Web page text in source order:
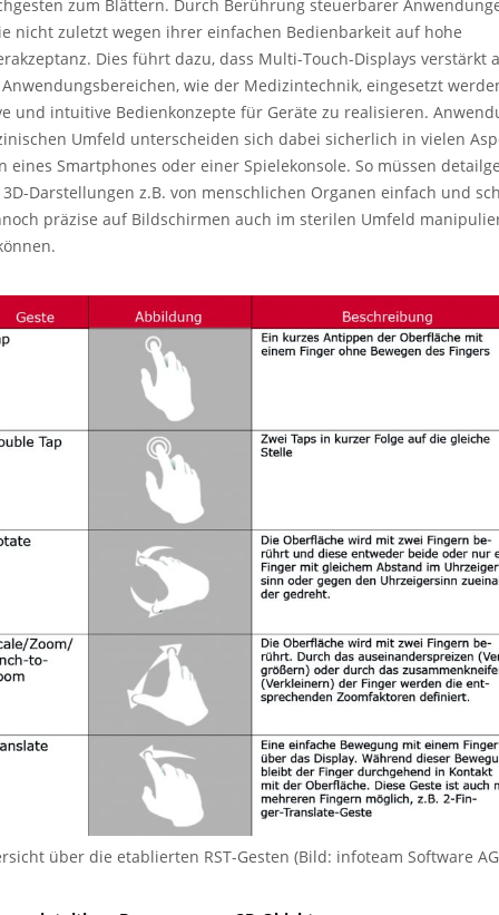
zum Blättern. Durch Berührung steuerbarer
nicht zuletzt wegen ihrer einfachen Bedienbarkeit auf hohe
Dies führt dazu, dass Multi-Touch-Displays verstärkt
wie der Medizintechnik, eingesetzt
und intuitive Bedienkonzepte für Geräte zu realisieren.
Umfeld unterscheiden sich dabei sicherlich in vielen
eines Smartphones oder einer Spielekonsole. So müssen
Darstellungen z.B. von menschlichen Organen einfach und
präzise auf Bildschirmen auch im sterilen Umfeld
über die etablierten RST-Gesten (Bild: infoteam Software